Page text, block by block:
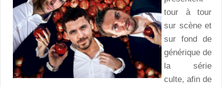
tour à tour
sur scène et
sur fond de
générique de
la série
culte, afin de